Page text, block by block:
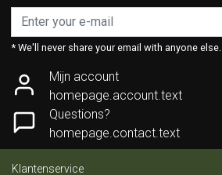
* We'll never share your email with anyone else.
Mijn account
homepage.account.text
Questions?
homepage.contact.text
Klantenservice